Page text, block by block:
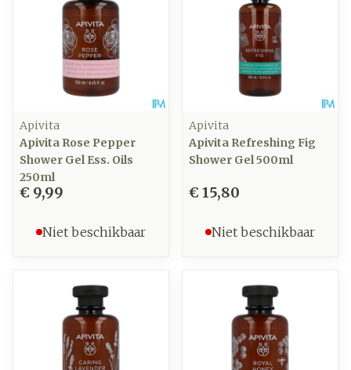
Apivita
Apivita Rose Pepper
Shower Gel Ess. Oils
250ml
€ 9,99
Niet beschikbaar
Apivita
Apivita Refreshing Fig
Shower Gel 500ml
€ 15,80
Niet beschikbaar